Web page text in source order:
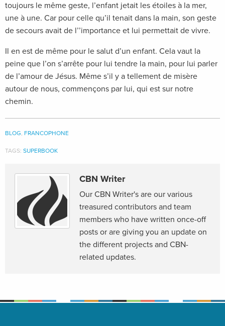
toujours le même geste, l’enfant jetait les étoiles à la mer,
une à une. Car pour celle qu’il tenait dans la main, son geste
de secours avait de l’’importance et lui permettait de vivre.
Il en est de même pour le salut d’un enfant. Cela vaut la
peine que l’on s’arrête pour lui tendre la main, pour lui parler
de l’amour de Jésus. Même s’il y a tellement de misère
autour de nous, commençons par lui, qui est sur notre
chemin.
BLOG, FRANCOPHONE
TAGS: SUPERBOOK
CBN Writer
Our CBN Writer's are our various
treasured contributors and team
members who have written once-off
posts or are giving you an update on
the different projects and CBN-
related updates.